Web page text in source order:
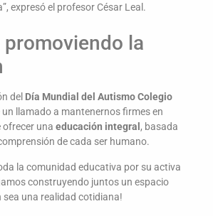
expresó el profesor César Leal.
promoviendo la
del Día Mundial del Autismo Colegio
un llamado a mantenernos firmes en
ofrecer una educación integral , basada
de cada ser humano.
la comunidad educativa por su activa
construyendo juntos un espacio
sea una realidad cotidiana!